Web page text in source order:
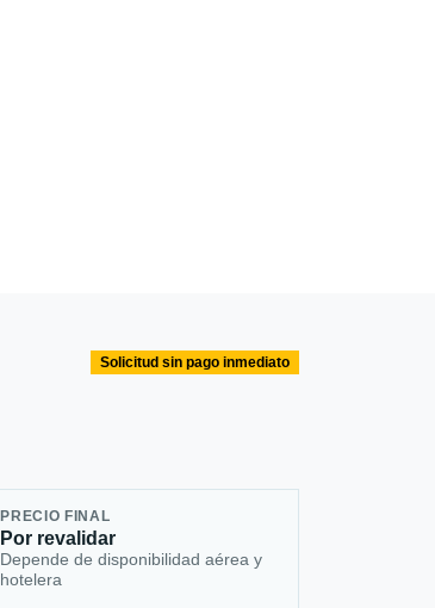
Solicitud sin pago inmediato
PRECIO FINAL
Por revalidar
Depende de disponibilidad aérea y
hotelera